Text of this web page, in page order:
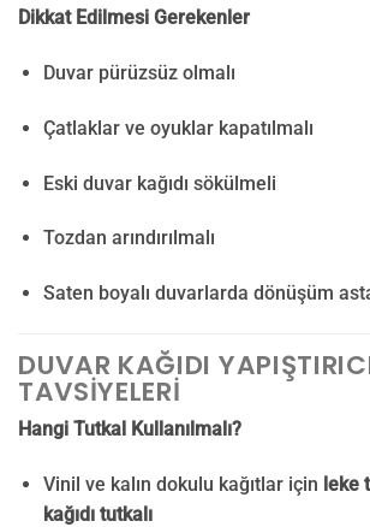
Dikkat Edilmesi Gerekenler
Duvar pürüzsüz olmalı
Çatlaklar ve oyuklar kapatılmalı
Eski duvar kağıdı sökülmeli
Tozdan arındırılmalı
Saten boyalı duvarlarda dönüşüm
DUVAR KAĞIDI
TAVSIYELERI
Hangi Tutkal Kullanılmalı?
Vinil ve kalın dokulu kağıtlar için leke
kağıdı tutkalı